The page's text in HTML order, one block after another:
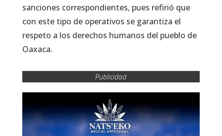
sanciones correspondientes, pues refirió que
con este tipo de operativos se garantiza el
respeto a los derechos humanos del pueblo de
Oaxaca.
Publicidad